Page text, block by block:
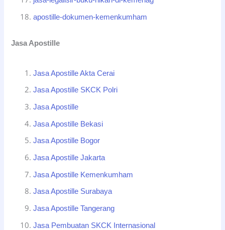
apostille-dokumen-kemenkumham
Jasa Apostille
Jasa Apostille Akta Cerai
Jasa Apostille SKCK Polri
Jasa Apostille
Jasa Apostille Bekasi
Jasa Apostille Bogor
Jasa Apostille Jakarta
Jasa Apostille Kemenkumham
Jasa Apostille Surabaya
Jasa Apostille Tangerang
Jasa Pembuatan SKCK Internasional